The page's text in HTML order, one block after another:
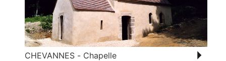
CHEVANNES - Chapelle